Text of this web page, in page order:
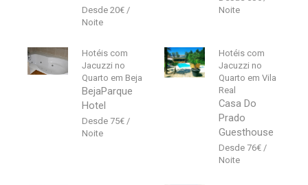
20€
Hotéis com
Jacuzzi no
Quarto em Beja
BejaParque
Hotel
75€
Hotéis com
Jacuzzi no
Quarto em Vila
Real
Casa Do
Prado
Guesthouse
76€